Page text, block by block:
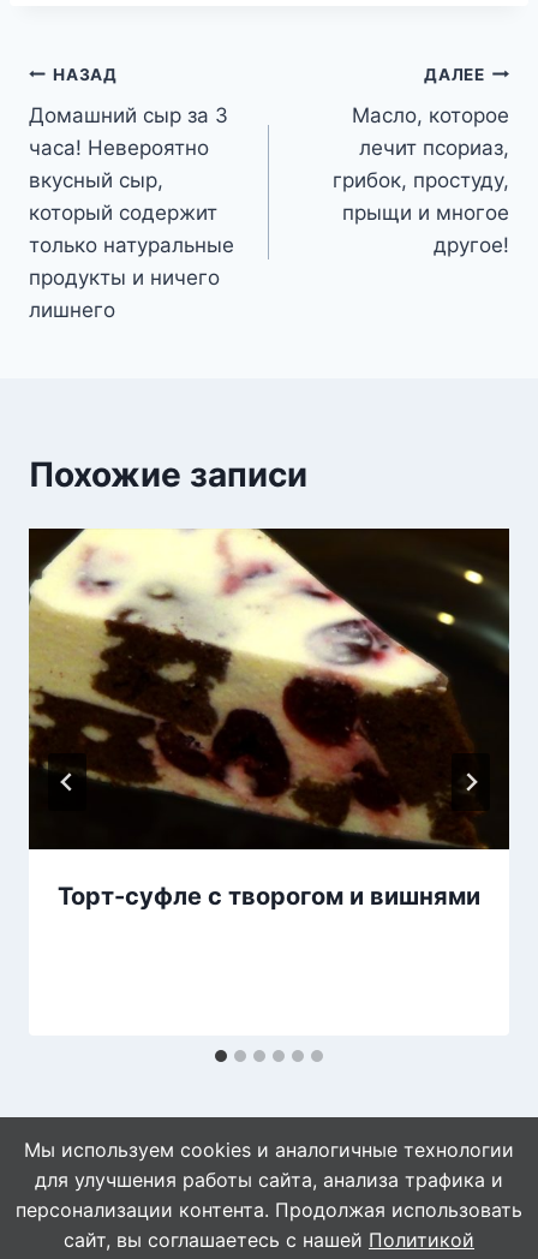
Навигация
по
записям
НАЗАД
Домашний сыр за 3
часа! Невероятно
вкусный сыр,
который содержит
только натуральные
продукты и ничего
лишнего
ДАЛЕЕ
Масло, которое
лечит псориаз,
грибок, простуду,
прыщи и многое
другое!
Похожие записи
Торт-суфле с творогом и вишнями
© 2026 WebVinegret
Мы используем cookies и аналогичные технологии
для улучшения работы сайта, анализа трафика и
персонализации контента. Продолжая использовать
сайт, вы соглашаетесь с нашей Политикой